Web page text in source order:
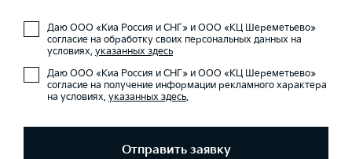
Даю ООО «Киа Россия и СНГ» и ООО «КЦ Шереметьево»
согласие на обработку своих персональных данных на
условиях, указанных здесь
Даю ООО «Киа Россия и СНГ» и ООО «КЦ Шереметьево»
согласие на получение информации рекламного характера
на условиях, указанных здесь.
Отправить заявку